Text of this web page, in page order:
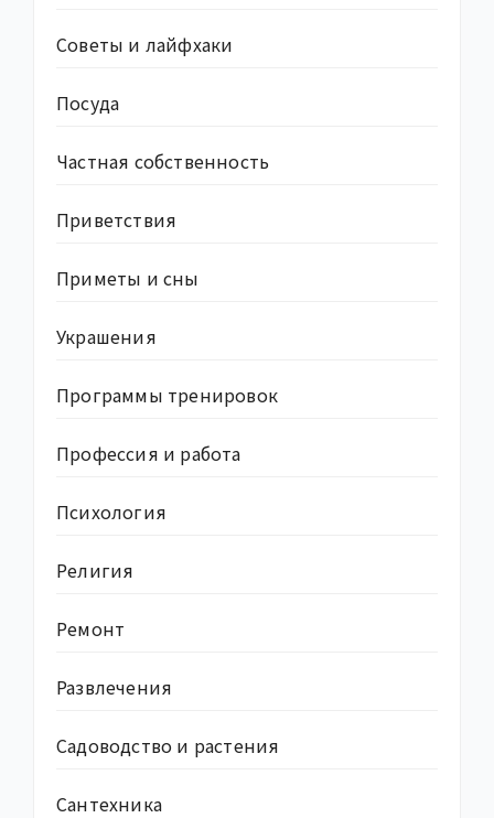
Советы и лайфхаки
Посуда
Частная собственность
Приветствия
Приметы и сны
Украшения
Программы тренировок
Профессия и работа
Психология
Религия
Ремонт
Развлечения
Садоводство и растения
Сантехника